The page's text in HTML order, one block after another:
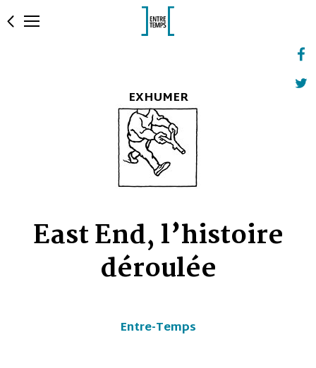
EXHUMER
East End, l’histoire
déroulée
Entre-Temps